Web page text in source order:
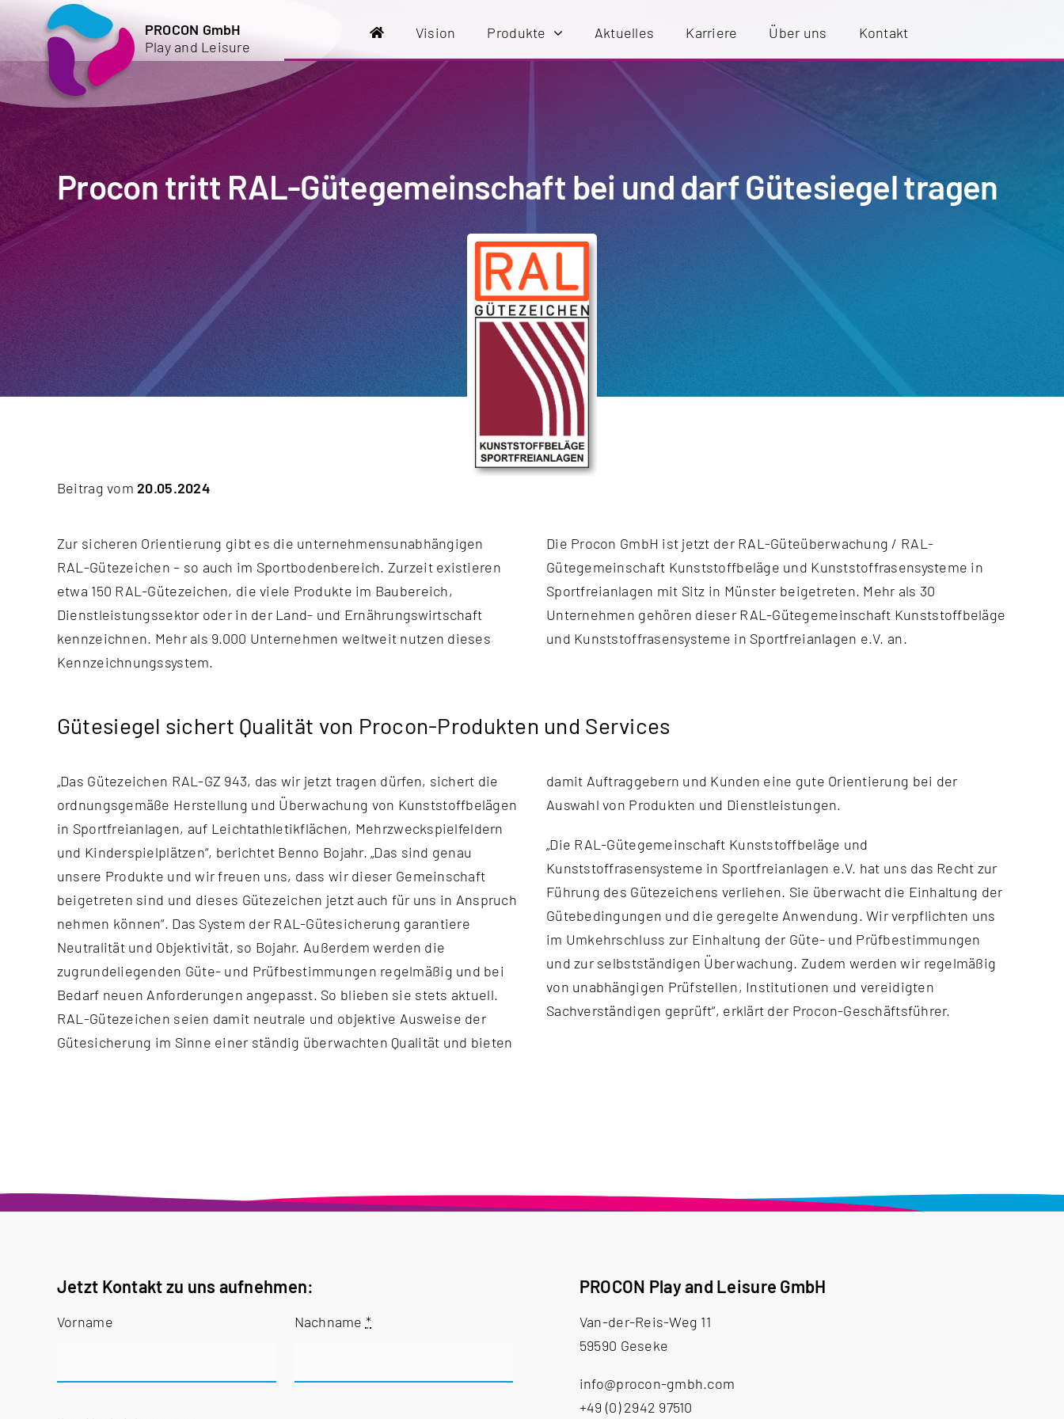
springen
PROCON GmbH
Play and Leisure
Vision Produkte Aktuelles Karriere Über uns Kontakt
Procon tritt RAL-Gütegemeinschaft bei und darf Gütesiegel tragen
Beitrag vom20.05.2024
Zur sicheren Orientierung gibt es die unternehmensunabhängigen
RAL-Gütezeichen – so auch im Sportbodenbereich. Zurzeit existieren
etwa 150 RAL-Gütezeichen, die viele Produkte im Baubereich,
Dienstleistungssektor oder in der Land- und Ernährungswirtschaft
kennzeichnen. Mehr als 9.000 Unternehmen weltweit nutzen dieses
Kennzeichnungssystem.
Die Procon GmbH ist jetzt der RAL-Güteüberwachung / RAL-
Gütegemeinschaft Kunststoffbeläge und Kunststoffrasensysteme in
Sportfreianlagen mit Sitz in Münster beigetreten. Mehr als 30
Unternehmen gehören dieser RAL-Gütegemeinschaft Kunststoffbeläge
und Kunststoffrasensysteme in Sportfreianlagen e.V. an.
Gütesiegel sichert Qualität von Procon-Produkten und Services
„Das Gütezeichen RAL-GZ 943, das wir jetzt tragen dürfen, sichert die
ordnungsgemäße Herstellung und Überwachung von Kunststoffbelägen
in Sportfreianlagen, auf Leichtathletikflächen, Mehrzweckspielfeldern
und Kinderspielplätzen“, berichtet Benno Bojahr. „Das sind genau
unsere Produkte und wir freuen uns, dass wir dieser Gemeinschaft
beigetreten sind und dieses Gütezeichen jetzt auch für uns in Anspruch
nehmen können“. Das System der RAL-Gütesicherung garantiere
Neutralität und Objektivität, so Bojahr. Außerdem werden die
zugrundeliegenden Güte- und Prüfbestimmungen regelmäßig und bei
Bedarf neuen Anforderungen angepasst. So blieben sie stets aktuell.
RAL-Gütezeichen seien damit neutrale und objektive Ausweise der
Gütesicherung im Sinne einer ständig überwachten Qualität und bieten
damit Auftraggebern und Kunden eine gute Orientierung bei der
Auswahl von Produkten und Dienstleistungen.
„Die RAL-Gütegemeinschaft Kunststoffbeläge und
Kunststoffrasensysteme in Sportfreianlagen e.V. hat uns das Recht zur
Führung des Gütezeichens verliehen. Sie überwacht die Einhaltung der
Gütebedingungen und die geregelte Anwendung. Wir verpflichten uns
im Umkehrschluss zur Einhaltung der Güte- und Prüfbestimmungen
und zur selbstständigen Überwachung. Zudem werden wir regelmäßig
von unabhängigen Prüfstellen, Institutionen und vereidigten
Sachverständigen geprüft“, erklärt der Procon-Geschäftsführer.
Jetzt Kontakt zu uns aufnehmen:
Vorname Nachname *
PROCON Play and Leisure GmbH
Van-der-Reis-Weg 11
59590 Geseke
info@procon-gmbh.com
+49 (0) 2942 97510